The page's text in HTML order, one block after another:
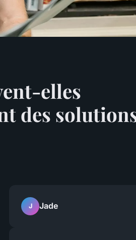
elles
des
J Jade